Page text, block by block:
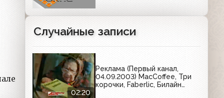
Случайные записи
02:20
Реклама (Первый канал,
04.09.2003) MacCoffee, Три
корочки, Faberlic, Билайн